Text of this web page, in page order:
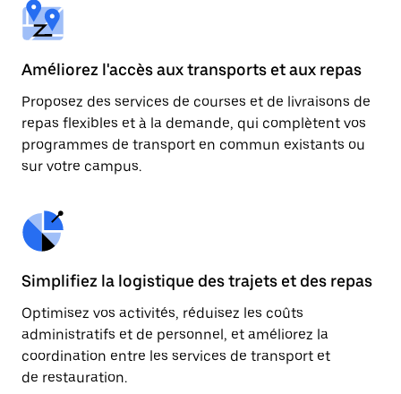
Améliorez l'accès aux transports et aux repas
Proposez des services de courses et de livraisons de
repas flexibles et à la demande, qui complètent vos
programmes de transport en commun existants ou
sur votre campus.
Simplifiez la logistique des trajets et des repas
Optimisez vos activités, réduisez les coûts
administratifs et de personnel, et améliorez la
coordination entre les services de transport et
de restauration.